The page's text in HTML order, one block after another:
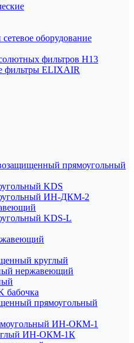
оборудование
фильтров H13
фильтры ELIXAIR
прямоугольный
KDS
ИН-ДКМ-2
KDS-L
круглый
нержавеющий
бабочка
прямоугольный
ИН-ОКМ-1
ИН-ОКМ-1К